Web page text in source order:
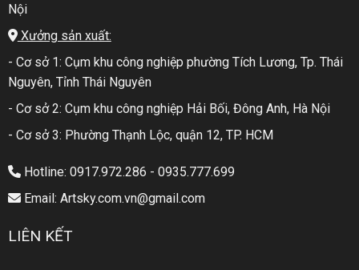
Nội
Xưởng sản xuất:
- Cơ sở 1: Cụm khu công nghiệp phường Tích Lương, Tp. Thái
Nguyên, Tỉnh Thái Nguyên
- Cơ sở 2: Cụm khu công nghiệp Hải Bối, Đông Anh, Hà Nội
- Cơ sở 3: Phường Thạnh Lộc, quận 12, TP. HCM
Hotline: 0917.972.286 - 0935.777.699
Email: Artsky.com.vn@gmail.com
LIÊN KẾT